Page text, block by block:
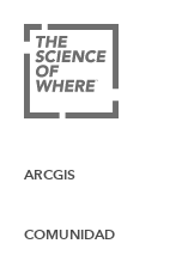
ARCGIS
Descripción general de
COMUNIDAD